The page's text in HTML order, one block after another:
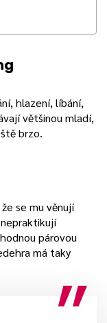
hlazení, líbání,
většinou mladí,
brzo.
se mu věnují
párovou
má taky